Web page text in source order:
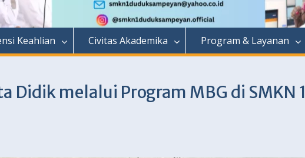
Keahlian Civitas Akademika Program & Layanan
Didik melalui Program MBG di SMKN 1